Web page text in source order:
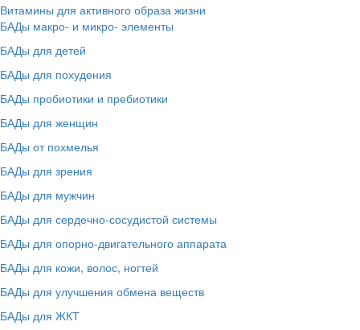
Витамины для активного образа жизни
БАДы макро- и микро- элементы
БАДы для детей
БАДы для похудения
БАДы пробиотики и пребиотики
БАДы для женщин
БАДы от похмелья
БАДы для зрения
БАДы для мужчин
БАДы для сердечно-сосудистой системы
БАДы для опорно-двигательного аппарата
БАДы для кожи, волос, ногтей
БАДы для улучшения обмена веществ
БАДы для ЖКТ